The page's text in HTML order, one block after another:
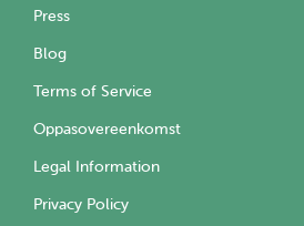
Press
Blog
Terms of Service
Oppasovereenkomst
Legal Information
Privacy Policy